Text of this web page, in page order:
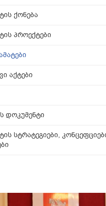
ქონება
პროექტები
აქტები
დოკუმენტი
სტრატეგიები,